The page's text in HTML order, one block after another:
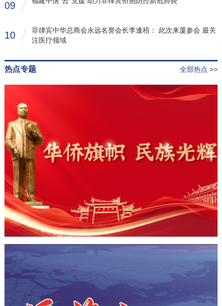
09
10
菲律宾中华总商会永远名誉会长李逢梧： 此次来厦参会 最关
注医疗领域
热点专题 全部热点 >>